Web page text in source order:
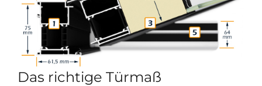
Das richtige Türmaß